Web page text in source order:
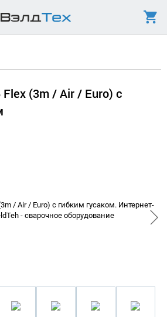
Flex (3m / Air / Euro) с